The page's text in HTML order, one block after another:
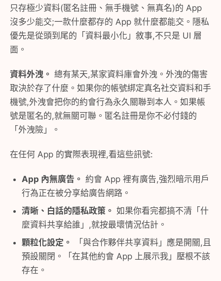
只存極少資料(匿名註冊、無手機號、無真名)的 App
沒多少能交;一款什麼都存的 App 就什麼都能交。隱私
優先是從頭到尾的「資料最小化」敘事,不只是 UI 層
面。
資料外洩。 總有某天,某家資料庫會外洩。外洩的傷害
取決於存了什麼。如果你的帳號綁定真名社交資料和手
機號,外洩會把你的約會行為永久關聯到本人。如果帳
號是匿名的,就無關可聯。匿名註冊是你不必付錢的
「外洩險」。
在任何 App 的實際表現裡,看這些訊號:
App 內無廣告。 約會 App 裡有廣告,強烈暗示用戶
行為正在被分享給廣告網路。
清晰、白話的隱私政策。 如果你看完都搞不清「什
麼資料共享給誰」,就按最壞情況估計。
顆粒化設定。
「與合作夥伴共享資料」應是開關,且
預設關閉。「在其他約會 App 上展示我」壓根不該
存在。